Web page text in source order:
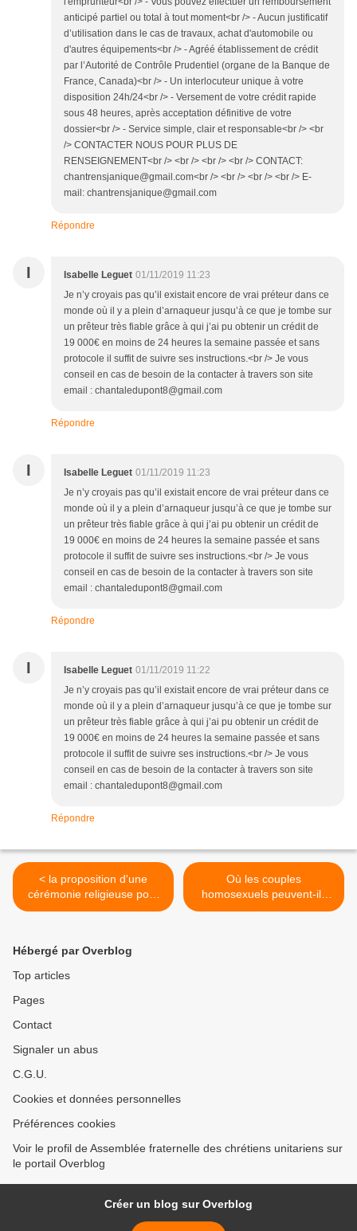
anticipé partiel ou total à tout moment<br /> - Aucun justificatif
d’utilisation dans le cas de travaux, achat d'automobile ou
d'autres équipements<br /> - Agréé établissement de crédit
par l’Autorité de Contrôle Prudentiel (organe de la Banque de
France, Canada)<br /> - Un interlocuteur unique à votre
disposition 24h/24<br /> - Versement de votre crédit rapide
sous 48 heures, après acceptation définitive de votre
dossier<br /> - Service simple, clair et responsable<br /> <br
/> CONTACTER NOUS POUR PLUS DE
RENSEIGNEMENT<br /> <br /> <br /> <br /> CONTACT:
chantrensjanique@gmail.com<br /> <br /> <br /> <br /> E-
mail: chantrensjanique@gmail.com
Répondre
I Isabelle Leguet 01/11/2019 11:23
Je n’y croyais pas qu’il existait encore de vrai préteur dans ce
monde où il y a plein d’arnaqueur jusqu’à ce que je tombe sur
un prêteur très fiable grâce à qui j’ai pu obtenir un crédit de
19 000€ en moins de 24 heures la semaine passée et sans
protocole il suffit de suivre ses instructions.<br /> Je vous
conseil en cas de besoin de la contacter à travers son site
email : chantaledupont8@gmail.com
Répondre
I Isabelle Leguet 01/11/2019 11:23
Je n’y croyais pas qu’il existait encore de vrai préteur dans ce
monde où il y a plein d’arnaqueur jusqu’à ce que je tombe sur
un prêteur très fiable grâce à qui j’ai pu obtenir un crédit de
19 000€ en moins de 24 heures la semaine passée et sans
protocole il suffit de suivre ses instructions.<br /> Je vous
conseil en cas de besoin de la contacter à travers son site
email : chantaledupont8@gmail.com
Répondre
I Isabelle Leguet 01/11/2019 11:22
Je n’y croyais pas qu’il existait encore de vrai préteur dans ce
monde où il y a plein d’arnaqueur jusqu’à ce que je tombe sur
un prêteur très fiable grâce à qui j’ai pu obtenir un crédit de
19 000€ en moins de 24 heures la semaine passée et sans
protocole il suffit de suivre ses instructions.<br /> Je vous
conseil en cas de besoin de la contacter à travers son site
email : chantaledupont8@gmail.com
Répondre
< la proposition d'une
cérémonie religieuse pour
tous les couples mise en
Où les couples
homosexuels peuvent-ils
bénéficier d'une cérémonie
Hébergé par Overblog
Top articles
Pages
Contact
Signaler un abus
C.G.U.
Cookies et données personnelles
Préférences cookies
Voir le profil de Assemblée fraternelle des chrétiens unitariens sur
le portail Overblog
Créer un blog sur Overblog